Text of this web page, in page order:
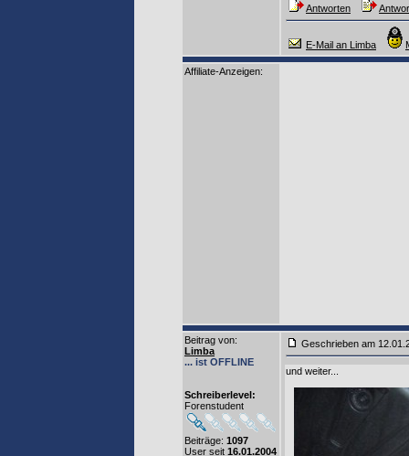
Antworten
E-Mail an Limba
Affiliate-Anzeigen:
Beitrag von:
Limba
... ist OFFLINE
Schreiberlevel:
Forenstudent
Beiträge: 1097
User seit 16.01.2004
Geschrieben am
und weiter...